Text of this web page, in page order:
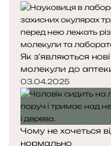
Як з’являються
молекули до
03.04.2025
Чому не хочеться
нормально